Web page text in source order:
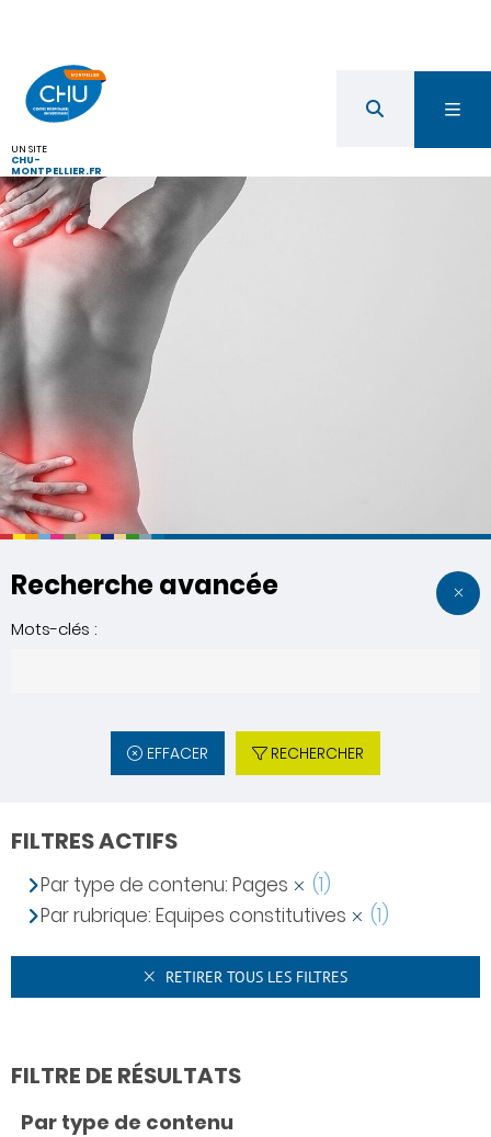
UN SITE
CHU-
MONTPELLIER.FR
Recherche avancée
Mots-clés :
EFFACER RECHERCHER
FILTRES ACTIFS
Par type de contenu: Pages
(1)
Par rubrique: Equipes constitutives
(1)
RETIRER TOUS LES FILTRES
FILTRE DE RÉSULTATS
Par type de contenu